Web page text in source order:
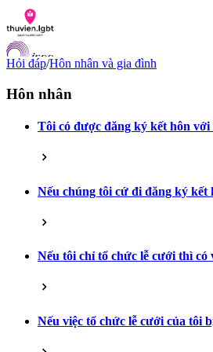
Danh sách tài liệu
Liên lạc
EN
Hỏi đáp/Hôn nhân và gia đình
Hôn nhân
Tôi có được đăng ký kết hôn
Nếu chúng tôi cứ đi đăng ký kết
Nếu tôi chỉ tổ chức lễ cưới thì
Nếu việc tổ chức lễ cưới của tôi